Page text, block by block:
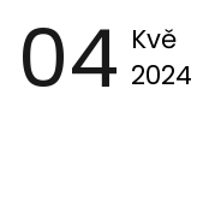
04 Kvě
2024